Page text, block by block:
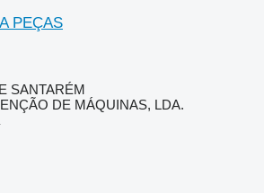
PEÇAS
SANTARÉM
DE MÁQUINAS, LDA.